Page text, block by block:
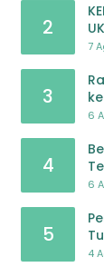
2
7
3
6
4
6
5
4